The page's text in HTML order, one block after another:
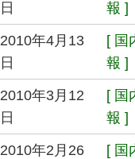
日
報 ]
2010年4月13
日
[ 国
報 ]
2010年3月12
日
[ 国
報 ]
2010年2月26
[ 国